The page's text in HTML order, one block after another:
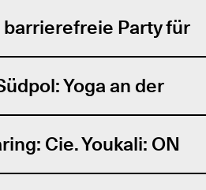
barrierefreie Party für
Yoga an der
Cie. Youkali: ON